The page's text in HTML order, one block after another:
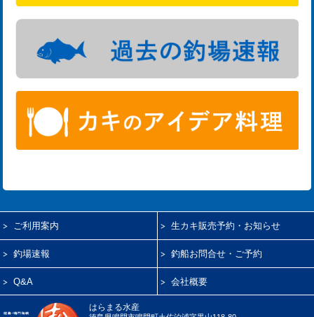
ご利用案内 生カキ販売予約・お知らせ
釣場速報 釣船お問合せ・ご予約
Q&A 会社概要
はらまる水産